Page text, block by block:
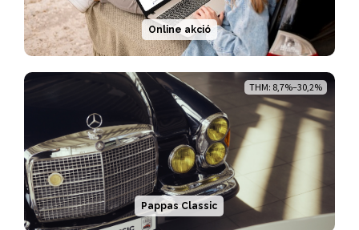
Online akció
THM: 8,7%–30,2%
Pappas Classic